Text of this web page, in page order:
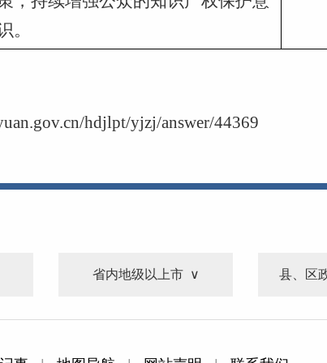
。
hdjlpt/yjzj/answer/44369
省内地级以上市 县、区